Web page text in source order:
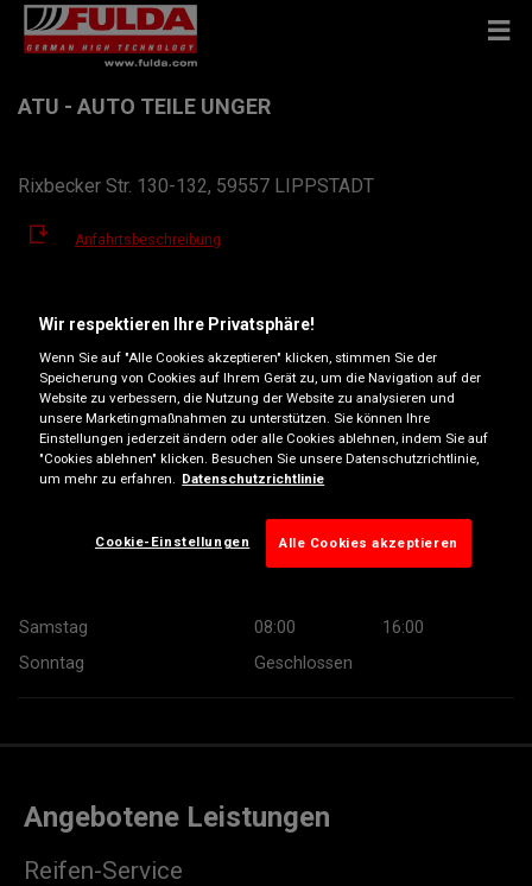
ATU - AUTO TEILE UNGER
Rixbecker Str. 130-132, 59557 LIPPSTADT
Anfahrtsbeschreibung
Telefonnummer anzeigen
lippstadt@atu.de
Öffnungszeiten
Montag 07:30
18:00
Dienstag
07:30
07:30
18:00
18:00
Samstag
08:00
16:00
Sonntag
Geschlossen
Angebotene Leistungen
Reifen-Service
Wir respektieren Ihre Privatsphäre!
Wenn Sie auf "Alle Cookies akzeptieren" klicken, stimmen Sie der
Speicherung von Cookies auf Ihrem Gerät zu, um die Navigation auf der
Website zu verbessern, die Nutzung der Website zu analysieren und
unsere Marketingmaßnahmen zu unterstützen. Sie können Ihre
Einstellungen jederzeit ändern oder alle Cookies ablehnen, indem Sie auf
"Cookies ablehnen" klicken. Besuchen Sie unsere Datenschutzrichtlinie,
um mehr zu erfahren.
Datenschutzrichtlinie
Cookie-Einstellungen Alle Cookies akzeptieren